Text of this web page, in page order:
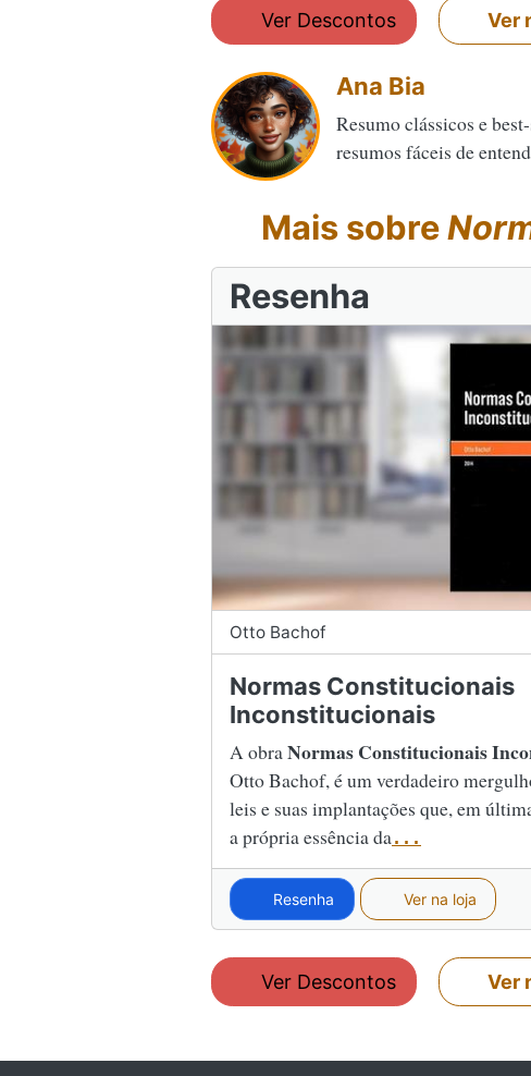
Ver Descontos Ver
Ana Bia
Resumo clássicos e
resumos fáceis de
Mais sobre
Resenha
Otto Bachof
Normas Constitucionais
Inconstitucionais
A obraNormas Constitucionais
Otto Bachof, é um verdadeiro
leis e suas implantações que, em
a própria essência da...
Resenha Ver na loja
Ver Descontos Ver